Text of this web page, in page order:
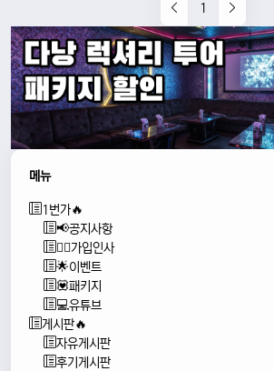
1
메뉴
1번가🔥
📢공지사항
🙇‍♂️가입인사
🌟이벤트
💟패키지
💻유튜브
게시판🔥
자유게시판
후기게시판